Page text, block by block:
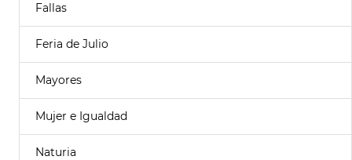
Fallas
Feria de Julio
Mayores
Mujer e Igualdad
Naturia